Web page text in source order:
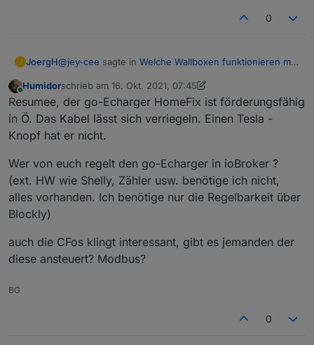
0
J JoergH@jey-cee sagte in Welche Wallboxen funktionieren mit
@homoransagte inWelche Wallboxen
funktionieren mit ioBroker ?
Typ2-Dose ein eigenes Kabel
Das hab ich noch nicht ganz verstanden, an den
immer ein festes?
Kosten
Instandhaltung
Beschädigungsgefahr
Es gibt auch Autos die andere Stecker brauchen,
bspw. Typ 1
...
Humidorschrieb am 16. Okt. 2021, 07:45
zuletzt editiert von Humidor
Resumee, der go-Echarger HomeFix ist förderungsfähig
in Ö. Das Kabel lässt sich verriegeln. Einen Tesla -
Knopf hat er nicht.
Wer von euch regelt den go-Echarger in ioBroker ?
(ext. HW wie Shelly, Zähler usw. benötige ich nicht,
alles vorhanden. Ich benötige nur die Regelbarkeit über
Blockly)
auch die CFos klingt interessant, gibt es jemanden der
diese ansteuert? Modbus?
BG
0